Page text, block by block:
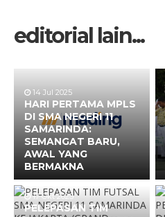
editorial lain...
14 Jul 2025
HARI PERTAMA MPLS
DI SMA NEGERI 11
SAMARINDA:
SEMANGAT BARU,
AWAL YANG
BERMAKNA
17 Okt 2025
PELEPASAN TIM